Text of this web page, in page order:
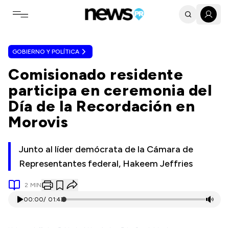
Toggle navigation menu
GOBIERNO Y POLÍTICA
Comisionado residente
participa en ceremonia del
Día de la Recordación en
Morovis
Junto al líder demócrata de la Cámara de
Representantes federal, Hakeem Jeffries
2 MIN
00:00/ 01:43